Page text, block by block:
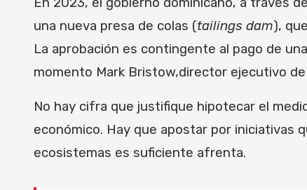
una nueva presa de colas (tailings dam),
La aprobación es contingente al pago de
momento Mark Bristow,director ejecutivo
No hay cifra que justifique hipotecar el
económico. Hay que apostar por iniciativas
ecosistemas es suficiente afrenta.